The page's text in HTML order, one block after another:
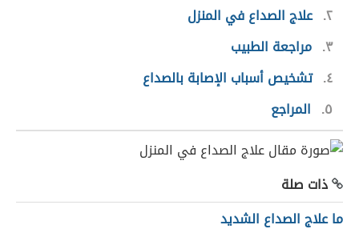
٢ علاج الصداع في المنزل
٣ مراجعة الطبيب
٤ تشخيص أسباب الإصابة بالصداع
٥
المراجع
ذات صلة
ما علاج الصداع الشديد